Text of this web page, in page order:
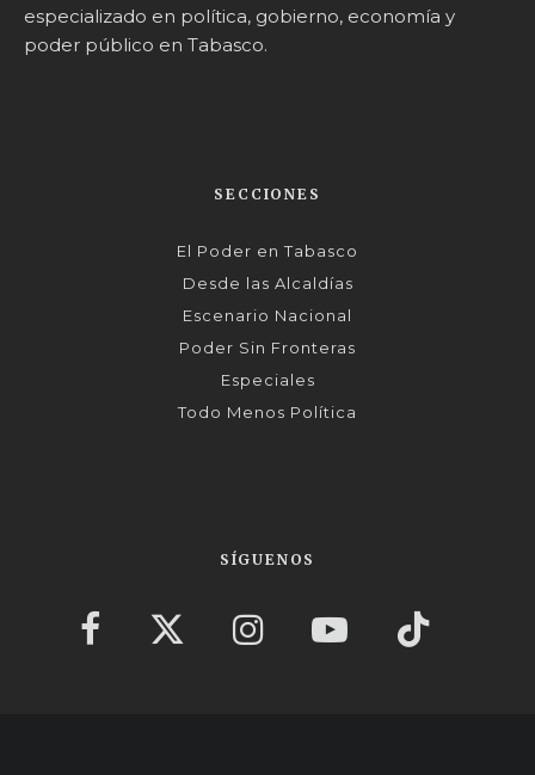
especializado en política, gobierno, economía y
poder público en Tabasco.
SECCIONES
El Poder en Tabasco
Desde las Alcaldías
Escenario Nacional
Poder Sin Fronteras
Especiales
Todo Menos Política
SÍGUENOS